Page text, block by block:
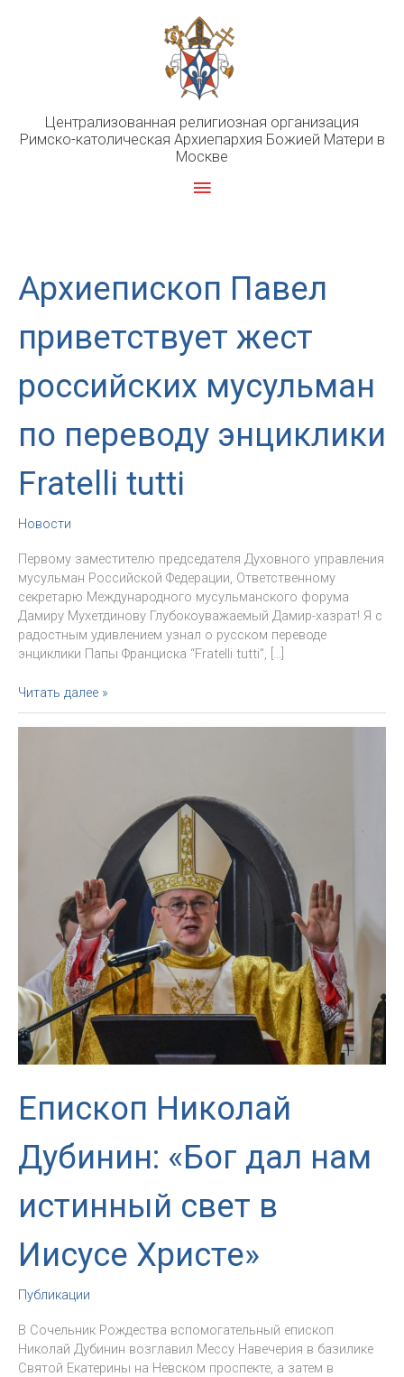
Централизованная религиозная организация
Римско-католическая Архиепархия Божией Матери в
Москве
Главное
Архиепископ Павел
приветствует жест
российских мусульман
по переводу энциклики
Fratelli tutti
Новости
Первому заместителю председателя Духовного управления
мусульман Российской Федерации, Ответственному
секретарю Международного мусульманского форума
Дамиру Мухетдинову Глубокоуважаемый Дамир-хазрат! Я с
радостным удивлением узнал о русском переводе
энциклики Папы Франциска “Fratelli tutti”, […]
Архиепископ
Павел
приветствует
Читать далее »
Епископ Николай
Дубинин: «Бог дал нам
истинный свет в
Иисусе Христе»
Публикации
В Сочельник Рождества вспомогательный епископ
Николай Дубинин возглавил Мессу Навечерия в базилике
Святой Екатерины на Невском проспекте, а затем в